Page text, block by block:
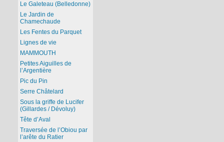
Le Galeteau (Belledonne)
Le Jardin de
Chamechaude
Les Fentes du Parquet
Lignes de vie
MAMMOUTH
Petites Aiguilles de
l’Argentière
Pic du Pin
Serre Châtelard
Sous la griffe de Lucifer
(Gillardes / Dévoluy)
Tête d’Aval
Traversée de l’Obiou par
l’arête du Ratier